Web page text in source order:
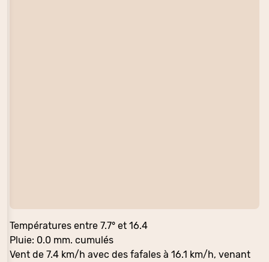
Températures entre 7.7° et 16.4
Pluie: 0.0 mm. cumulés
Vent de 7.4 km/h avec des fafales à 16.1 km/h, venant